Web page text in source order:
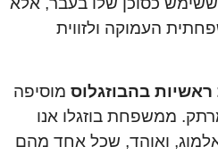
העמוקה ולזווית
ראשיות בהבוזגלוס מוסיפה
ממשפחת בוזגלו אנו
אלמוג, ואוהד, שכל אחד מהם